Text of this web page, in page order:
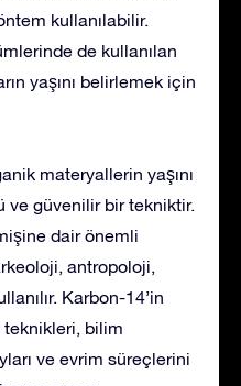
kullanılabilir.
de kullanılan
yaşını belirlemek için
materyallerin yaşını
ve güvenilir bir tekniktir.
dair önemli
antropoloji,
Karbon-14’in
teknikleri, bilim
ve evrim süreçlerini